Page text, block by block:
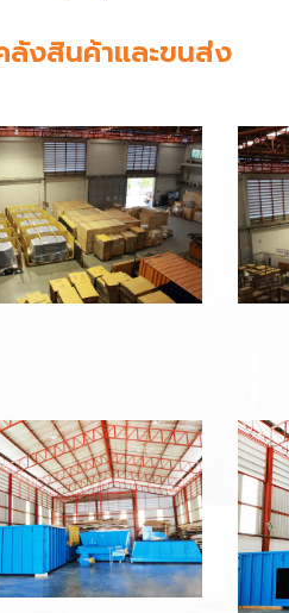
งสินค้าและขนส่ง